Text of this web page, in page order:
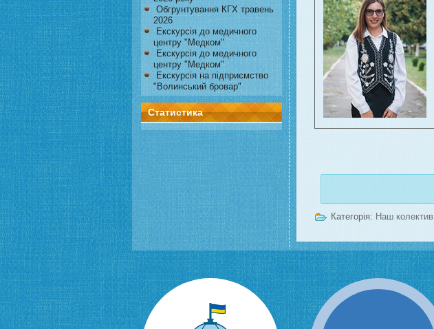
Обгрунтування КГХ травень
2026
Екскурсія до медичного
центру "Медком"
Екскурсія до медичного
центру "Медком"
Екскурсія на підприємство
"Волинський бровар"
Статистика
Категорія: Наш колектив